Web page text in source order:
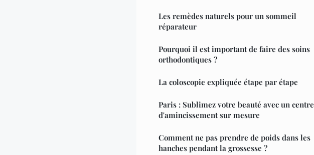
Les remèdes naturels pour un sommeil
réparateur
Pourquoi il est important de faire des soins
orthodontiques ?
La coloscopie expliquée étape par étape
Paris : Sublimez votre beauté avec un centre
d'amincissement sur mesure
Comment ne pas prendre de poids dans les
hanches pendant la grossesse ?